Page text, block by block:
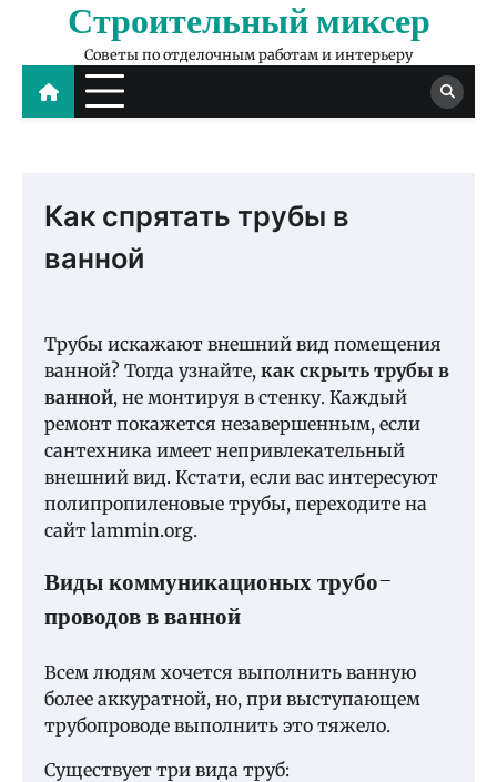
content
Строительный миксер
Советы по отделочным работам и интерьеру
Как спрятать трубы в
ванной
Трубы искажают внешний вид помещения
ванной? Тогда узнайте, как скрыть трубы в
ванной, не монтируя в стенку. Каждый
ремонт покажется незавершенным, если
сантехника имеет непривлекательный
внешний вид. Кстати, если вас интересуют
полипропиленовые трубы, переходите на
сайт lammin.org.
Виды коммуникационых трубо-
проводов в ванной
Всем людям хочется выполнить ванную
более аккуратной, но, при выступающем
трубопроводе выполнить это тяжело.
Существует три вида труб: